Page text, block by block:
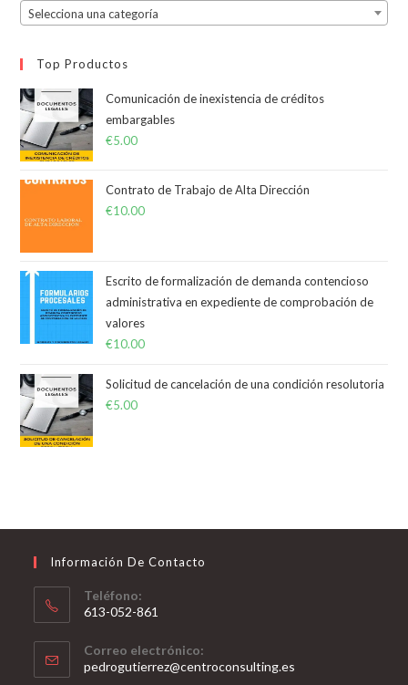
Selecciona una categoría
Top Productos
Comunicación de inexistencia de créditos
embargables
€5.00
Contrato de Trabajo de Alta Dirección
€10.00
Escrito de formalización de demanda contencioso
administrativa en expediente de comprobación de
valores
€10.00
Solicitud de cancelación de una condición resolutoria
€5.00
Información De Contacto
Teléfono:
613-052-861
abre
en
Correo electrónico:
pedrogutierrez@centroconsulting.es